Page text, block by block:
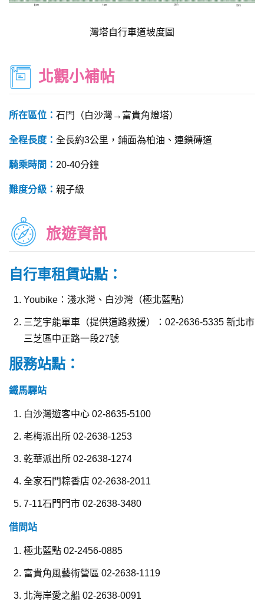
灣塔自行車道坡度圖
北觀小補帖
所在區位： 石門（白沙灣→富貴角燈塔）
全程長度： 全長約3公里，鋪面為柏油、連鎖磚道
騎乘時間： 20-40分鐘
難度分級： 親子級
旅遊資訊
自行車租賃站點：
Youbike：淺水灣、白沙灣（極北藍點）
三芝宇能單車（提供道路救援）：02-2636-5335 新北市
三芝區中正路一段27號
服務站點：
鐵馬驛站
白沙灣遊客中心 02-8635-5100
老梅派出所 02-2638-1253
乾華派出所 02-2638-1274
全家石門粽香店 02-2638-2011
7-11石門門市 02-2638-3480
借問站
極北藍點 02-2456-0885
富貴角風藝術營區 02-2638-1119
北海岸愛之船 02-2638-0091